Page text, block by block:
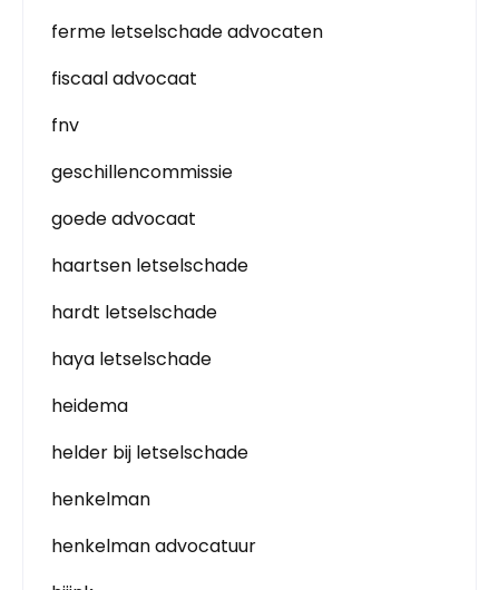
ferme letselschade advocaten
fiscaal advocaat
fnv
geschillencommissie
goede advocaat
haartsen letselschade
hardt letselschade
haya letselschade
heidema
helder bij letselschade
henkelman
henkelman advocatuur